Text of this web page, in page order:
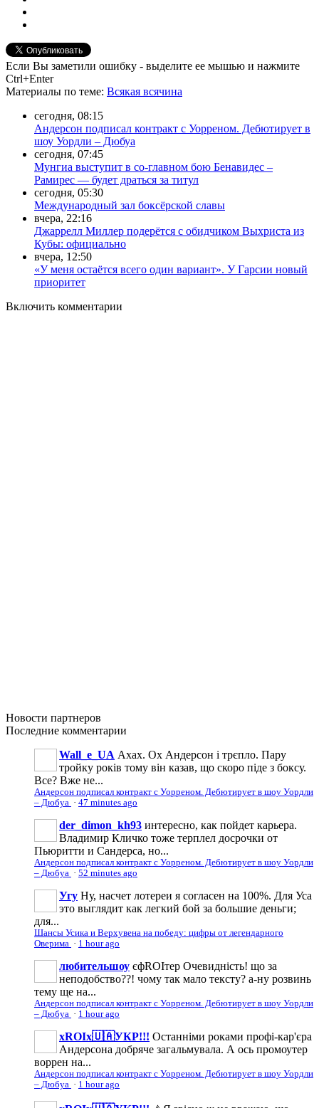
Если Вы заметили ошибку - выделите ее мышью и нажмите
Ctrl+Enter
Материалы по теме: Всякая всячина
сегодня, 08:15
Андерсон подписал контракт с Уорреном. Дебютирует в
шоу Уордли – Дюбуа
сегодня, 07:45
Мунгиа выступит в со-главном бою Бенавидес –
Рамирес — будет драться за титул
сегодня, 05:30
Международный зал боксёрской славы
вчера, 22:16
Джаррелл Миллер подерётся с обидчиком Выхриста из
Кубы: официально
вчера, 12:50
«У меня остаётся всего один вариант». У Гарсии новый
приоритет
Включить комментарии
Новости партнеров
Последние комментарии
Wall_e_UA Ахах. Ох Андерсон і трєпло. Пару
тройку років тому він казав, що скоро піде з боксу.
Все? Вже не...
Андерсон подписал контракт с Уорреном. Дебютирует в шоу Уордли
– Дюбуа · 47 minutes ago
der_dimon_kh93 интересно, как пойдет карьера.
Владимир Кличко тоже терплел досрочки от
Пьюритти и Сандерса, но...
Андерсон подписал контракт с Уорреном. Дебютирует в шоу Уордли
– Дюбуа · 52 minutes ago
Угу Ну, насчет лотереи я согласен на 100%. Для Уса
это выглядит как легкий бой за большие деньги;
для...
Шансы Усика и Верхувена на победу: цифры от легендарного
Оверима · 1 hour ago
любительшоу єфROIтер Очевидність! що за
неподобство??! чому так мало тексту? а-ну розвинь
тему ще на...
Андерсон подписал контракт с Уорреном. Дебютирует в шоу Уордли
– Дюбуа · 1 hour ago
xROIx🇺🇦УКР!!! Останніми роками профі-кар'єра
Андерсона добряче загальмувала. А ось промоутер
воррен на...
Андерсон подписал контракт с Уорреном. Дебютирует в шоу Уордли
– Дюбуа · 1 hour ago